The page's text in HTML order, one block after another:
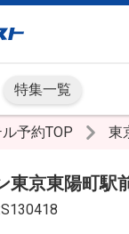
特集一覧
予約TOP 東
東京東陽町駅